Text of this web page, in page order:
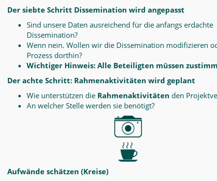
Der siebte Schritt Dissemination wird angepasst
Sind unsere Daten ausreichend für die anfangs erdachte
Dissemination?
Wenn nein. Wollen wir die Dissemination modifizieren
Prozess dorthin?
Wichtiger Hinweis: Alle Beteiligten müssen
Der achte Schritt: Rahmenaktivitäten wird geplant
Wie unterstützen die Rahmenaktivitäten den
An welcher Stelle werden sie benötigt?
Aufwände schätzen (Kreise)